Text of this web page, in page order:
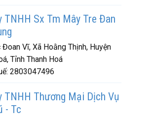
TNHH Sx Tm Mây Tre Đan
Đoan Vĩ, Xã Hoằng Thịnh, Huyện
Tỉnh Thanh Hoá
2803047496
TNHH Thương Mại Dịch Vụ
- Tc